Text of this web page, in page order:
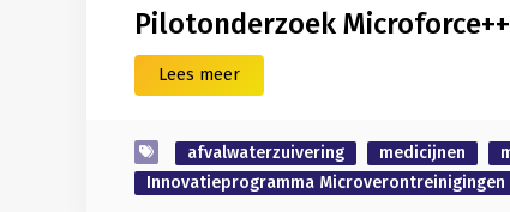
Pilotonderzoek
Lees meer
afvalwaterzuivering medicijnen
Innovatieprogramma Microverontreinigingen